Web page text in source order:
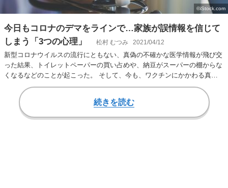
今日もコロナのデマをラインで…家族が誤情報を信じて
しまう「3つの心理」
松村 むつみ 2021/04/12
新型コロナウイルスの流行にともない、真偽の不確かな医学情報が飛び交
った結果、トイレットペーパーの買い占めや、納豆がスーパーの棚からな
くなるなどのことが起こった。 そして、今も、ワクチンにかかわる真偽
不明な情報がネッ…
続きを読む